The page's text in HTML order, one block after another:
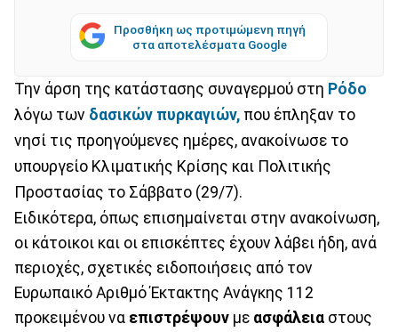
Προσθήκη ως προτιμώμενη πηγή
στα αποτελέσματα Google
Την άρση της κατάστασης συναγερμού στη Ρόδο
λόγω των δασικών πυρκαγιών, που έπληξαν το
νησί τις προηγούμενες ημέρες, ανακοίνωσε το
υπουργείο Κλιματικής Κρίσης και Πολιτικής
Προστασίας το Σάββατο (29/7).
Ειδικότερα, όπως επισημαίνεται στην ανακοίνωση,
οι κάτοικοι και οι επισκέπτες έχουν λάβει ήδη, ανά
περιοχές, σχετικές ειδοποιήσεις από τον
Ευρωπαικό Αριθμό Έκτακτης Ανάγκης 112
προκειμένου να επιστρέψουν με ασφάλεια στους